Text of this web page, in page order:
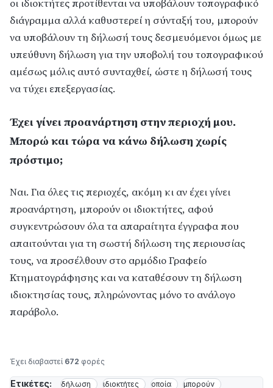
οι ιδιοκτήτες προτίθενται να υποβάλουν τοπογραφικό
διάγραμμα αλλά καθυστερεί η σύνταξή του, μπορούν
να υποβάλουν τη δήλωσή τους δεσμευόμενοι όμως με
υπεύθυνη δήλωση για την υποβολή του τοπογραφικού
αμέσως μόλις αυτό συνταχθεί, ώστε η δήλωσή τους
να τύχει επεξεργασίας.
Έχει γίνει προανάρτηση στην περιοχή μου.
Μπορώ και τώρα να κάνω δήλωση χωρίς
πρόστιμο;
Ναι. Για όλες τις περιοχές, ακόμη κι αν έχει γίνει
προανάρτηση, μπορούν οι ιδιοκτήτες, αφού
συγκεντρώσουν όλα τα απαραίτητα έγγραφα που
απαιτούνται για τη σωστή δήλωση της περιουσίας
τους, να προσέλθουν στο αρμόδιο Γραφείο
Κτηματογράφησης και να καταθέσουν τη δήλωση
ιδιοκτησίας τους, πληρώνοντας μόνο το ανάλογο
παράβολο.
Έχει διαβαστεί 672 φορές
Ετικέτες: δήλωση ιδιοκτήτες οποία
μπορούν